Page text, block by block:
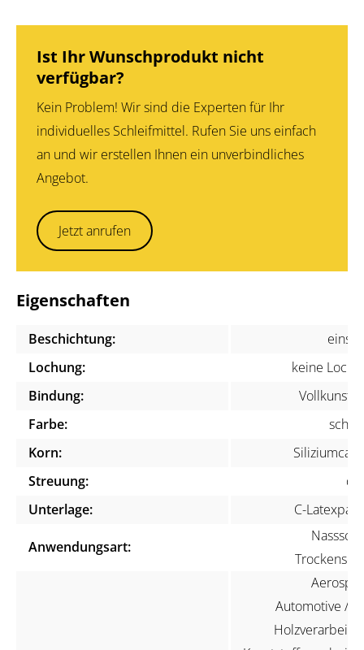
Ist Ihr Wunschprodukt nicht
verfügbar?
Kein Problem! Wir sind die Experten für Ihr
individuelles Schleifmittel. Rufen Sie uns einfach
an und wir erstellen Ihnen ein unverbindliches
Angebot.
Jetzt anrufen
Eigenschaften
Beschichtung:
Lochung:
keine
Bindung:
Farbe:
Korn:
Streuung:
Unterlage:
C-
Anwendungsart:
Automotive /